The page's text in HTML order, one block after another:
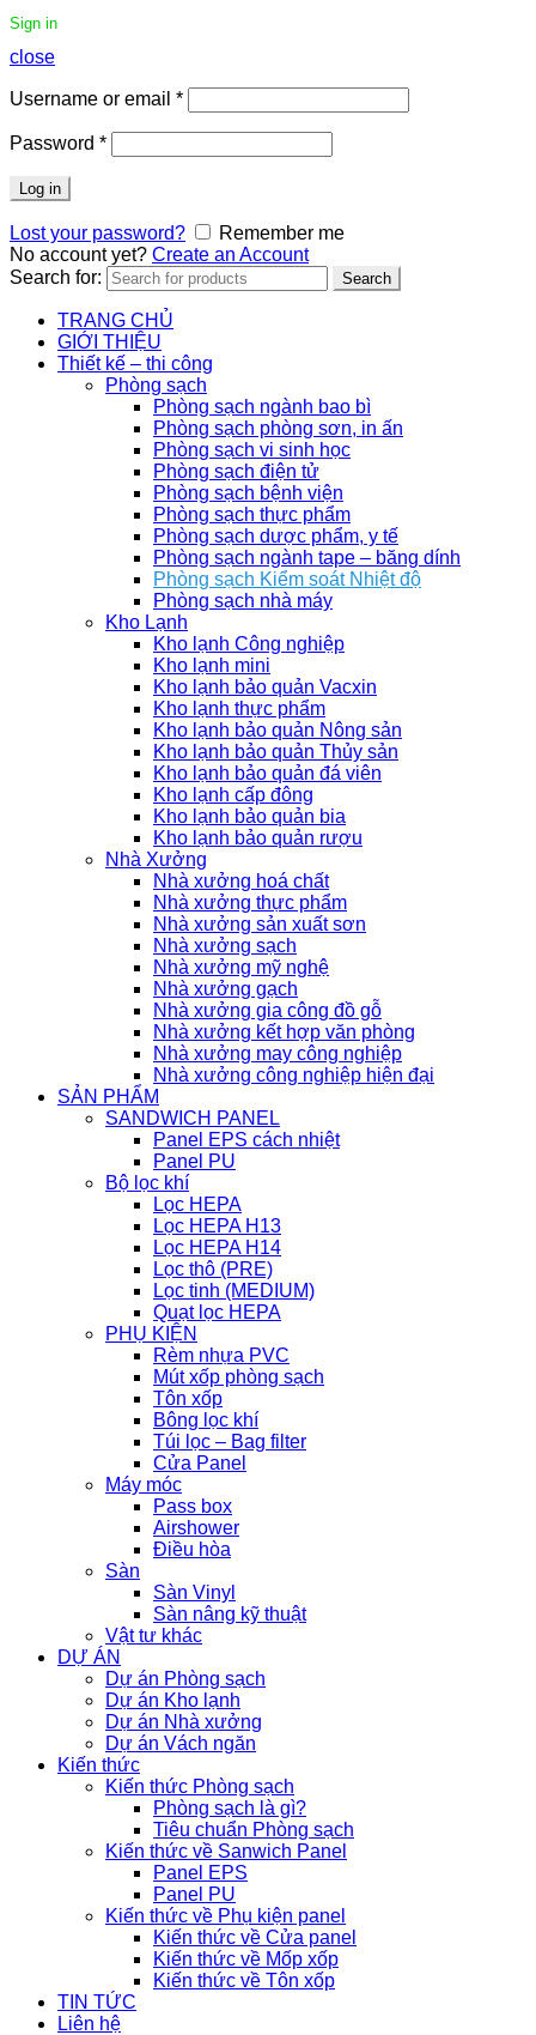
Sign in
close
Username or email *
Password *
Log in
Lost your password?
Remember me
No account yet? Create an Account
Search for:
Search
TRANG CHỦ
GIỚI THIỆU
Thiết kế – thi công
Phòng sạch
Phòng sạch ngành bao bì
Phòng sạch phòng sơn, in ấn
Phòng sạch vi sinh học
Phòng sạch điện tử
Phòng sạch bệnh viện
Phòng sạch thực phẩm
Phòng sạch dược phẩm, y tế
Phòng sạch ngành tape – băng dính
Phòng sạch Kiểm soát Nhiệt độ
Phòng sạch nhà máy
Kho Lạnh
Kho lạnh Công nghiệp
Kho lạnh mini
Kho lạnh bảo quản Vacxin
Kho lạnh thực phẩm
Kho lạnh bảo quản Nông sản
Kho lạnh bảo quản Thủy sản
Kho lạnh bảo quản đá viên
Kho lạnh cấp đông
Kho lạnh bảo quản bia
Kho lạnh bảo quản rượu
Nhà Xưởng
Nhà xưởng hoá chất
Nhà xưởng thực phẩm
Nhà xưởng sản xuất sơn
Nhà xưởng sạch
Nhà xưởng mỹ nghệ
Nhà xưởng gạch
Nhà xưởng gia công đồ gỗ
Nhà xưởng kết hợp văn phòng
Nhà xưởng may công nghiệp
Nhà xưởng công nghiệp hiện đại
SẢN PHẨM
SANDWICH PANEL
Panel EPS cách nhiệt
Panel PU
Bộ lọc khí
Lọc HEPA
Lọc HEPA H13
Lọc HEPA H14
Lọc thô (PRE)
Lọc tinh (MEDIUM)
Quạt lọc HEPA
PHỤ KIỆN
Rèm nhựa PVC
Mút xốp phòng sạch
Tôn xốp
Bông lọc khí
Túi lọc – Bag filter
Cửa Panel
Máy móc
Pass box
Airshower
Điều hòa
Sàn
Sàn Vinyl
Sàn nâng kỹ thuật
Vật tư khác
DỰ ÁN
Dự án Phòng sạch
Dự án Kho lạnh
Dự án Nhà xưởng
Dự án Vách ngăn
Kiến thức
Kiến thức Phòng sạch
Phòng sạch là gì?
Tiêu chuẩn Phòng sạch
Kiến thức về Sanwich Panel
Panel EPS
Panel PU
Kiến thức về Phụ kiện panel
Kiến thức về Cửa panel
Kiến thức về Mốp xốp
Kiến thức về Tôn xốp
TIN TỨC
Liên hệ